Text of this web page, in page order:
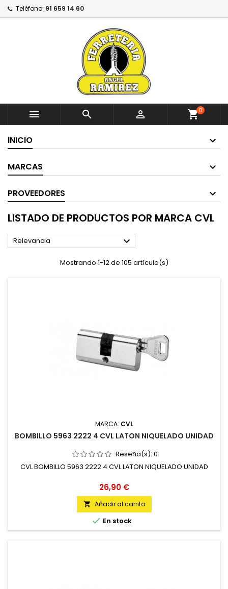
Teléfono: 91 659 14 60
   shopping_cart0
INICIO
MARCAS
PROVEEDORES
LISTADO DE PRODUCTOS POR MARCA CVL
Relevancia 
Mostrando 1-12 de 105 artículo(s)
MARCA: CVL
BOMBILLO 5963 2222 4 CVL LATON NIQUELADO UNIDAD
Reseña(s): 0
CVL BOMBILLO 5963 2222 4 CVL LATON NIQUELADO UNIDAD
Precio
26,90 €
 Añadir al carrito
 En stock